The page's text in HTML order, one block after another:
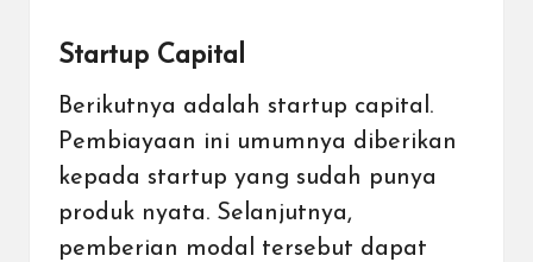
Startup Capital
Berikutnya adalah startup capital.
Pembiayaan ini umumnya diberikan
kepada startup yang sudah punya
produk nyata. Selanjutnya,
pemberian modal tersebut dapat